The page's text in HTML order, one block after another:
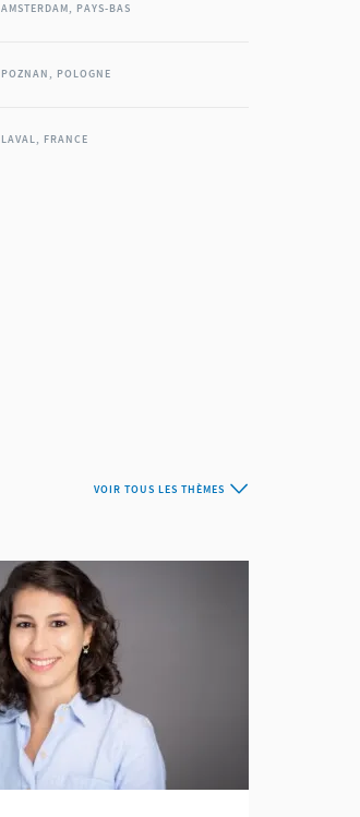
AMSTERDAM, PAYS-BAS
POZNAN, POLOGNE
LAVAL, FRANCE
VOIR TOUS LES THÈMES